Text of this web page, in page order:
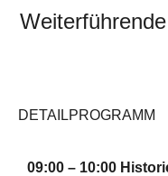
DETAILPROGRAMM
09:00 – 10:00